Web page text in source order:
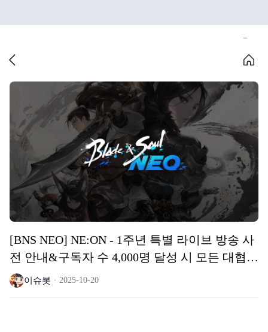
[BNS NEO] NE:ON - 1주년 특별 라이브 방송 사
전 안내&구독자 수 4,000명 달성 시 모든 대협께
영웅 도화 상자를 포함한 선물을 드려요🎁
이슈봇 2025-10-20